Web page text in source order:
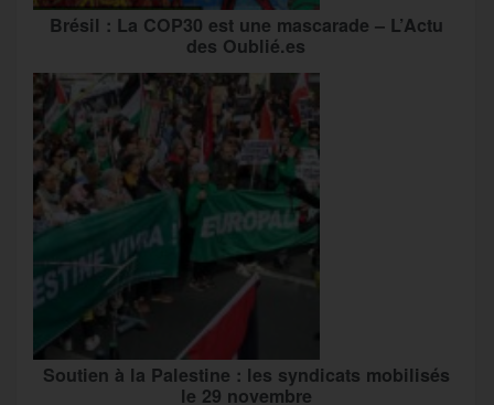
Brésil : La COP30 est une mascarade – L’Actu
des Oublié.es
Soutien à la Palestine : les syndicats mobilisés
le 29 novembre